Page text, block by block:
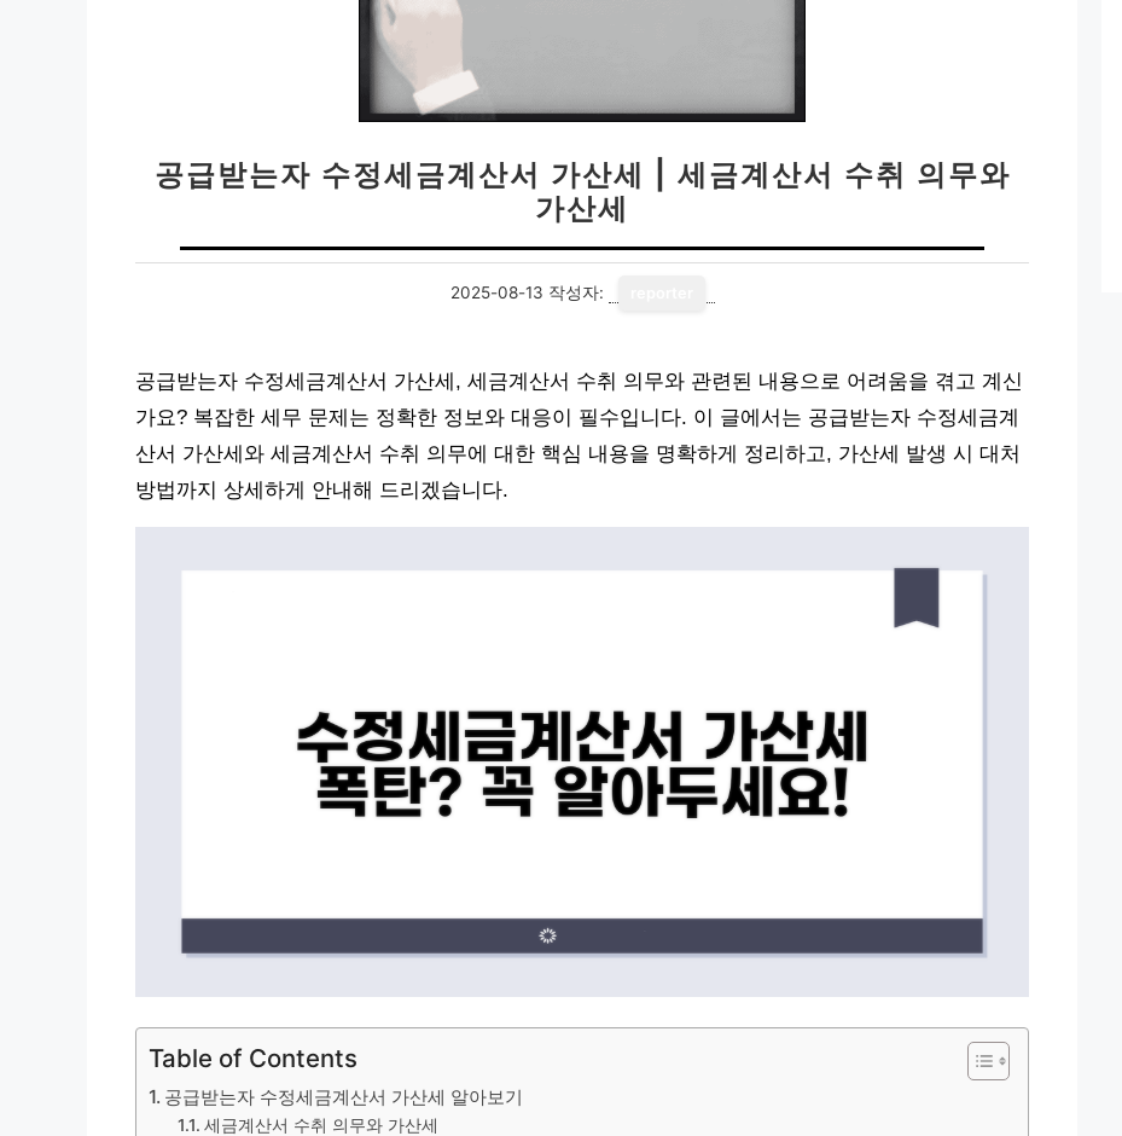
공급받는자 수정세금계산서 가산세 | 세금계산서 수취 의무와
가산세
2025-08-13 작성자:
공급받는자 수정세금계산서 가산세, 세금계산서 수취 의무와 관련된 내용으로 어려움을 겪고 계신
가요? 복잡한 세무 문제는 정확한 정보와 대응이 필수입니다. 이 글에서는 공급받는자 수정세금계
산서 가산세와 세금계산서 수취 의무에 대한 핵심 내용을 명확하게 정리하고, 가산세 발생 시 대처
방법까지 상세하게 안내해 드리겠습니다.
Table of Contents
공급받는자 수정세금계산서 가산세 알아보기
세금계산서 수취 의무와 가산세